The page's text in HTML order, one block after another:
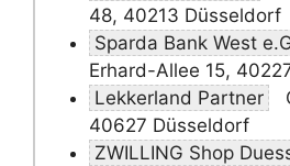
48, 40213 Düsseldorf
Sparda Bank West
Erhard-Allee 15,
Lekkerland Partner
40627 Düsseldorf
ZWILLING Shop